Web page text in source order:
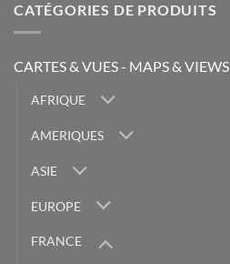
CATÉGORIES DE PRODUITS
CARTES & VUES - MAPS & VIEWS
AFRIQUE
AMERIQUES
ASIE
EUROPE
FRANCE